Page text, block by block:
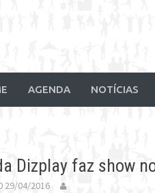
AGENDA NOTÍCIAS
Dizplay faz show
29/04/2016